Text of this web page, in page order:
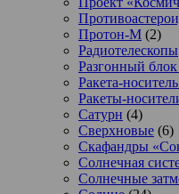
Протон-М (2)
Радиотелескопы
Разгонный
Ракета-
Ракеты-
Сатурн (4)
Сверхновые (6)
Скафандры
Солнечная
Солнечные